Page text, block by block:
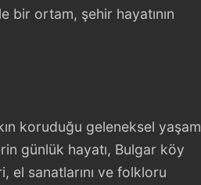
bir ortam, şehir hayatının
koruduğu geleneksel yaşam
günlük hayatı, Bulgar köy
el sanatlarını ve folkloru